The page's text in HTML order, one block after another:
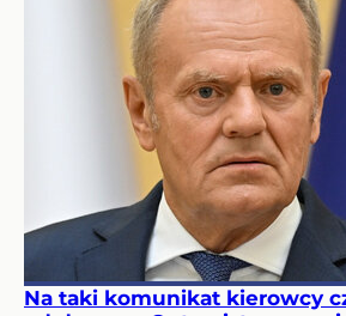
Na taki komunikat kierowcy